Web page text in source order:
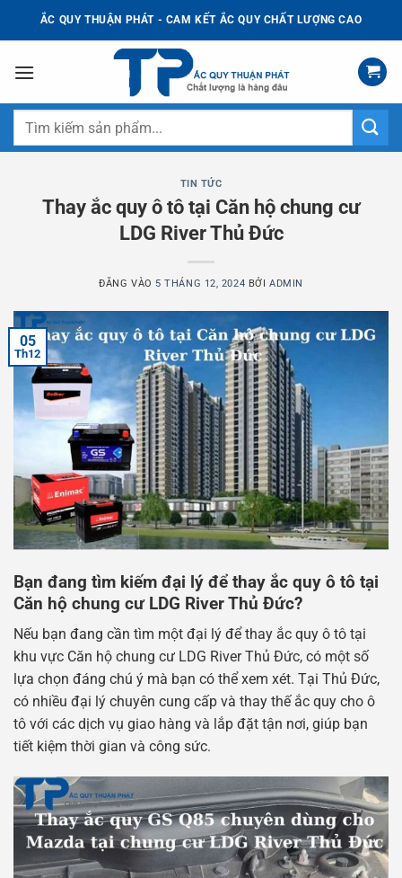
dung
ẮC QUY THUẬN PHÁT - CAM KẾT ẮC QUY CHẤT LƯỢNG CAO
Tìm
TIN TỨC
Thay ắc quy ô tô tại Căn hộ chung cư
LDG River Thủ Đức
ĐĂNG VÀO 5 THÁNG 12, 2024 BỞI ADMIN
05
Th12
Bạn đang tìm kiếm đại lý để thay ắc quy ô tô tại
Căn hộ chung cư LDG River Thủ Đức?
Nếu bạn đang cần tìm một đại lý để thay ắc quy ô tô tại
khu vực Căn hộ chung cư LDG River Thủ Đức, có một số
lựa chọn đáng chú ý mà bạn có thể xem xét. Tại Thủ Đức,
có nhiều đại lý chuyên cung cấp và thay thế ắc quy cho ô
tô với các dịch vụ giao hàng và lắp đặt tận nơi, giúp bạn
tiết kiệm thời gian và công sức.